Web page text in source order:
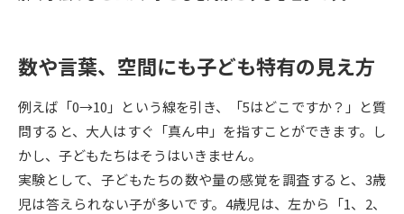
集
データサイエンス特集 奨学金・特待生制度特集
デジタルパンフレット 進路の３択
新学年スタート号特集ページ
（高3生用）
新学年スタート号特集ページ
（高2生用）
数や言葉、空間にも子ども特有の見え方
例えば「0→10」という線を引き、「5はどこですか？」と質
問すると、大人はすぐ「真ん中」を指すことができます。し
かし、子どもたちはそうはいきません。
実験として、子どもたちの数や量の感覚を調査すると、3歳
児は答えられない子が多いです。4歳児は、左から「1、2、